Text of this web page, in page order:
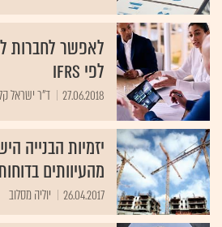
לאפשר לחברות
לפי IFRS
27.06.2018 ד"ר ישראל
יזמיות הבנייה
מהעיוותים
26.04.2017 יוליה מסלוב